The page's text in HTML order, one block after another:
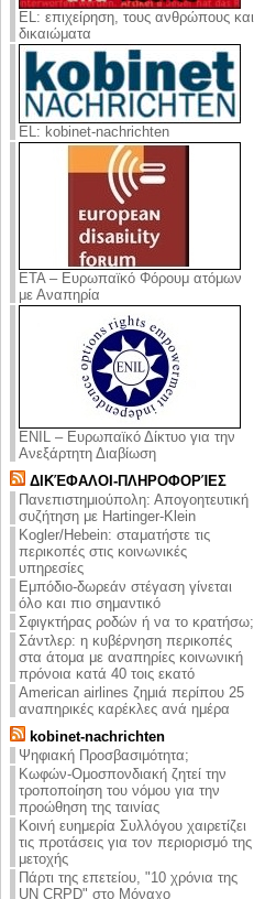
EL: επιχείρηση, τους ανθρώπους και
δικαιώματα
EL: kobinet-nachrichten
ΕΤΑ – Ευρωπαϊκό Φόρουμ ατόμων
με Αναπηρία
ENIL – Ευρωπαϊκό Δίκτυο για την
Ανεξάρτητη Διαβίωση
ΔΙΚΈΦΑΛΟΙ-ΠΛΗΡΟΦΟΡΊΕΣ
Πανεπιστημιούπολη: Απογοητευτική
συζήτηση με Hartinger-Klein
Kogler/Hebein: σταματήστε τις
περικοπές στις κοινωνικές
υπηρεσίες
Εμπόδιο-δωρεάν στέγαση γίνεται
όλο και πιο σημαντικό
Σφιγκτήρας ροδών ή να το κρατήσω;
Σάντλερ: η κυβέρνηση περικοπές
στα άτομα με αναπηρίες κοινωνική
πρόνοια κατά 40 τοις εκατό
American airlines ζημιά περίπου 25
αναπηρικές καρέκλες ανά ημέρα
kobinet-nachrichten
Ψηφιακή Προσβασιμότητα;
Κωφών-Ομοσπονδιακή ζητεί την
τροποποίηση του νόμου για την
προώθηση της ταινίας
Κοινή ευημερία Συλλόγου χαιρετίζει
τις προτάσεις για τον περιορισμό της
μετοχής
Πάρτι της επετείου, "10 χρόνια της
UN CRPD" στο Μόναχο